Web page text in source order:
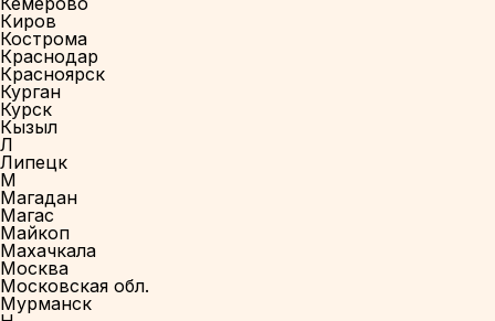
Киров
Кострома
Краснодар
Красноярск
Курган
Курск
Кызыл
Л
Липецк
М
Магадан
Магас
Майкоп
Махачкала
Москва
Московская обл.
Мурманск